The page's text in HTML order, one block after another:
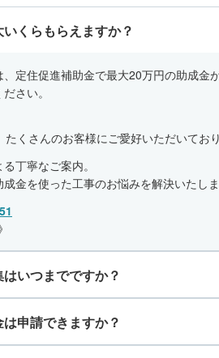
くらもらえますか？
定住促進補助金で最大20万円の助成金
さい。
たくさんのお客様にご愛好いただいており
る丁寧なご案内。
金を使った工事のお悩みを解決いたしま
いつまでですか？
申請できますか？